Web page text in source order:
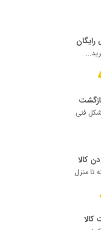
فنی
کالا
تا منزل